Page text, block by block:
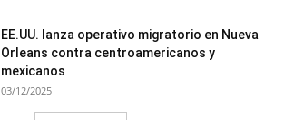
EE.UU. lanza operativo migratorio en Nueva
Orleans contra centroamericanos y
mexicanos
03/12/2025